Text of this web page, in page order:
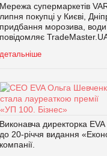
Мережа супермаркетів
липня покупці у Києві,
придбання морозива, води
повідомляє
детальніше
Виконавча директорка
до 20-річчя видання
компанії.